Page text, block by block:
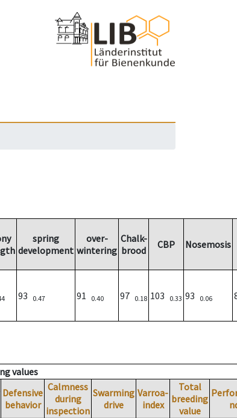
spring
development
over-
wintering
Chalk-
brood
CBP Nosemosis
93 0.47 91 0.40 97 0.18 103 0.33 93 0.06
values
Defensive
behavior
Calmness
during
inspection
Swarming
drive
Varroa-
index
Total
breeding
value